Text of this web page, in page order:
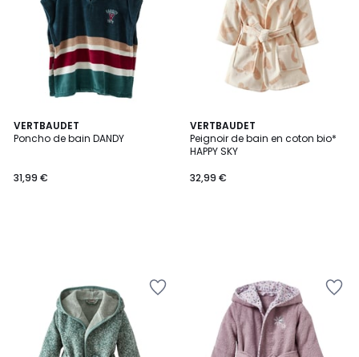
VERTBAUDET
Poncho de bain DANDY
31,99 €
VERTBAUDET
Peignoir de bain en coton bio*
HAPPY SKY
32,99 €